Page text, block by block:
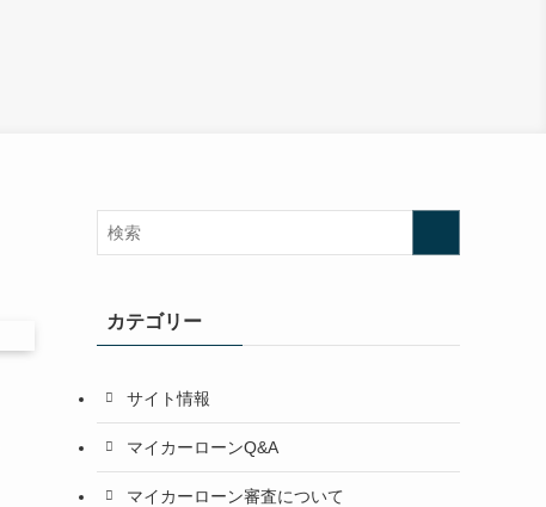
カテゴリー
サイト情報
マイカーローンQ&A
マイカーローン審査について